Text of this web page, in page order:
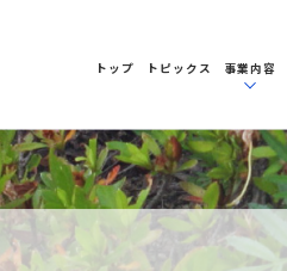
トップ トピックス 事業内容